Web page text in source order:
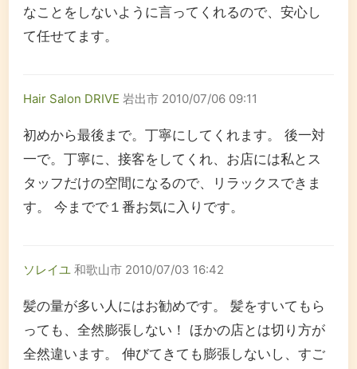
なことをしないように言ってくれるので、安心し
て任せてます。
Hair Salon DRIVE 岩出市 2010/07/06 09:11
初めから最後まで。丁寧にしてくれます。 後一対
一で。丁寧に、接客をしてくれ、お店には私とス
タッフだけの空間になるので、リラックスできま
す。 今までで１番お気に入りです。
ソレイユ 和歌山市 2010/07/03 16:42
髪の量が多い人にはお勧めです。 髪をすいてもら
っても、全然膨張しない！ ほかの店とは切り方が
全然違います。 伸びてきても膨張しないし、すご